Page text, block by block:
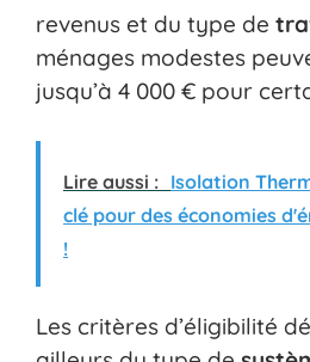
revenus et du type de
ménages modestes
jusqu’à 4 000 € pour
Lire aussi : Isolation
clé pour des économies
!
Les critères d’éligibilité